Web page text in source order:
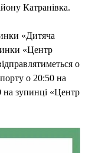
Катранівка.
«Дитяча
«Центр
о
о 20:50 на
на зупинці «Центр